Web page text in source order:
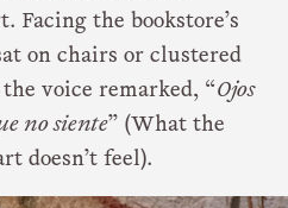
Facing the bookstore’s
on chairs or clustered
voice remarked, “Ojos
no siente” (What the
doesn’t feel).